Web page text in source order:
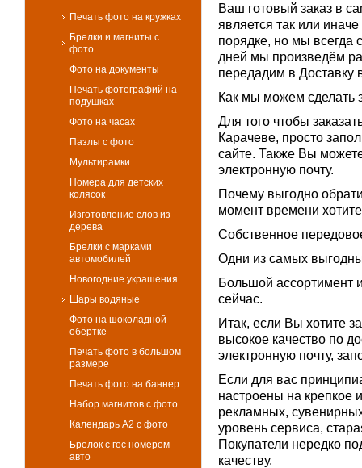
Печать фото на кружках
Брелки и магниты с
фото
Фото на документы
Печать фотографий на
подушках
Фото на часах
Пазлы с фото
Мультирамки
Номера для детских
колясок
Изготовление слов из
дерева
Брелки с марками
автомобилей
Новогодние украшения
Шары водяные
Фото на шоколадной
обёртке
Печать фото в большом
размере
Печать фото на баннер
Набор магнитов с фото
Календарь А2 с фото
Брелок с гос номером
авто
Ваш готовый заказ в
является так или
порядке, но мы всегда
дней мы произведём
передадим в Доставку
Как мы можем сделать
Для того чтобы
Карачеве, просто
сайте. Также Вы
электронную почту.
Почему выгодно
момент времени
Собственное
Одни из самых
Большой ассортимент
сейчас.
Итак, если Вы хотите
высокое качество по
электронную почту,
Если для вас
настроены на крепкое
рекламных,
уровень сервиса,
Покупатели нередко
качеству.